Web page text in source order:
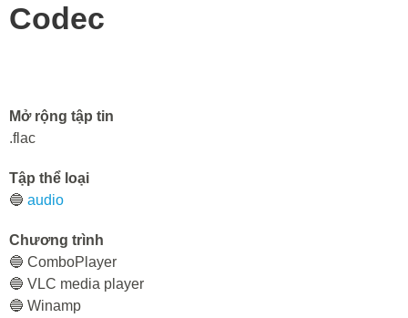
Codec
Mở rộng tập tin
.flac
Tập thể loại
🔵 audio
Chương trình
🔵 СomboPlayer
🔵 VLC media player
🔵 Winamp